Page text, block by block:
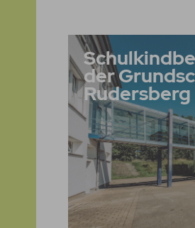
der
Rudersberg